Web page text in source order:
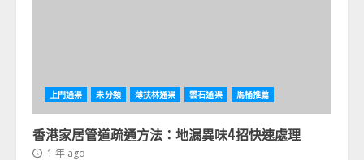
上門通渠 未分類 薄扶林通渠 雲石通渠 馬桶推薦
香港家居管道疏通方法：地漏異味4招快速處理
1 年 ago